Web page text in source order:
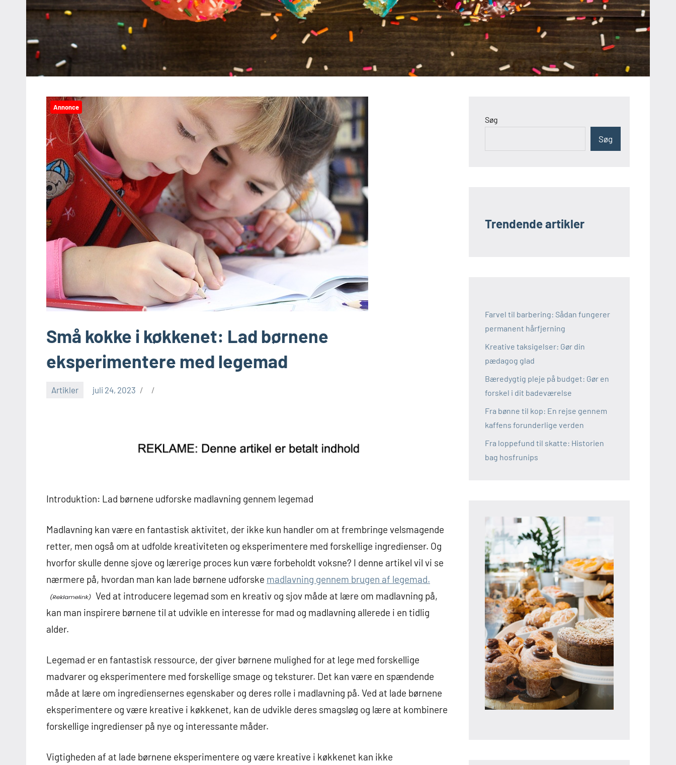
Annonce
Små kokke i køkkenet: Lad børnene
eksperimentere med legemad
Artikler juli 24, 2023
Introduktion: Lad børnene udforske madlavning gennem legemad
Madlavning kan være en fantastisk aktivitet, der ikke kun handler om at frembringe velsmagende
retter, men også om at udfolde kreativiteten og eksperimentere med forskellige ingredienser. Og
hvorfor skulle denne sjove og lærerige proces kun være forbeholdt voksne? I denne artikel vil vi se
nærmere på, hvordan man kan lade børnene udforske madlavning gennem brugen af legemad.
Ved at introducere legemad som en kreativ og sjov måde at lære om madlavning på,
kan man inspirere børnene til at udvikle en interesse for mad og madlavning allerede i en tidlig
alder.
Legemad er en fantastisk ressource, der giver børnene mulighed for at lege med forskellige
madvarer og eksperimentere med forskellige smage og teksturer. Det kan være en spændende
måde at lære om ingrediensernes egenskaber og deres rolle i madlavning på. Ved at lade børnene
eksperimentere og være kreative i køkkenet, kan de udvikle deres smagsløg og lære at kombinere
forskellige ingredienser på nye og interessante måder.
Vigtigheden af at lade børnene eksperimentere og være kreative i køkkenet kan ikke
Søg
Søg
Trendende artikler
Farvel til barbering: Sådan fungerer
permanent hårfjerning
Kreative taksigelser: Gør din
pædagog glad
Bæredygtig pleje på budget: Gør en
forskel i dit badeværelse
Fra bønne til kop: En rejse gennem
kaffens forunderlige verden
Fra loppefund til skatte: Historien
bag hosfrunips